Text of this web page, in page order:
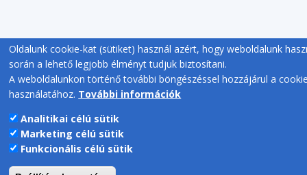
Oldalunk cookie-kat (sütiket) használ azért, hogy weboldalunk
során a lehető legjobb élményt tudjuk biztosítani.
A weboldalunkon történő további böngészéssel hozzájárul a
használatához. További információk
Analitikai célú sütik
Marketing célú sütik
Funkcionális célú sütik